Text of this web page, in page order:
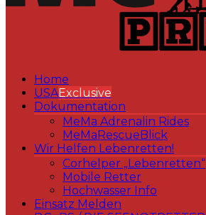
Home
USAExclusive
Dokumentation
MeMa Adrenalin Rides
MeMaRescueBlick
Wir Helfen Lebenretten!
Corhelper „Lebenretten“
Mobile Retter
Hochwasser Info
Einsatz Melden